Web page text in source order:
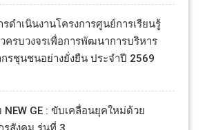
ดำเนินงานโครงการศูนย์การเรียนรู้
รบวงจรเพื่อการพัฒนาการบริหาร
รชุนชนอย่างยั่งยืน ประจำปี 2569
GE : ขับเคลื่อนยุคใหม่ด้วย